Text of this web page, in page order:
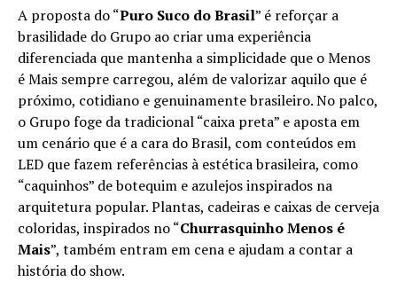
A proposta do “Puro Suco do Brasil” é reforçar a
brasilidade do Grupo ao criar uma experiência
diferenciada que mantenha a simplicidade que o Menos
é Mais sempre carregou, além de valorizar aquilo que é
próximo, cotidiano e genuinamente brasileiro. No palco,
o Grupo foge da tradicional “caixa preta” e aposta em
um cenário que é a cara do Brasil, com conteúdos em
LED que fazem referências à estética brasileira, como
“caquinhos” de botequim e azulejos inspirados na
arquitetura popular. Plantas, cadeiras e caixas de cerveja
coloridas, inspirados no “Churrasquinho Menos é
Mais”, também entram em cena e ajudam a contar a
história do show.